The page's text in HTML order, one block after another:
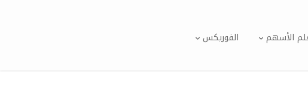
الأسهم الفوريكس